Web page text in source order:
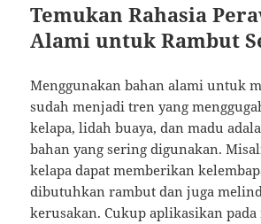
Temukan Rahasia
Alami untuk Rambut
Menggunakan bahan alami untuk
sudah menjadi tren yang
kelapa, lidah buaya, dan madu
bahan yang sering digunakan.
kelapa dapat memberikan
dibutuhkan rambut dan juga
kerusakan. Cukup aplikasikan